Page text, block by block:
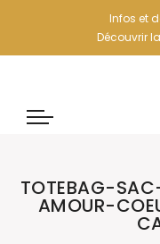
Infos et
Découvrir
TOTEBAG-
AMOUR-